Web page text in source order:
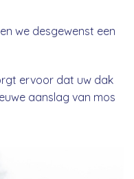
we desgewenst een
ervoor dat uw dak
aanslag van mos